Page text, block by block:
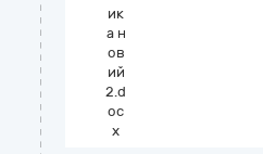
ик
а н
ов
ий
2.d
oc
x